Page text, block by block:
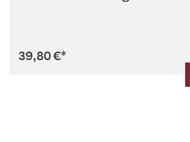
39,80 €*